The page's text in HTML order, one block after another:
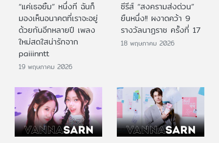
“แค่เธอยิ้ม” หนึ่งที ฉันก็
มองเห็นอนาคตที่เราจะอยู่
ด้วยกันอีกหลายปี เพลง
ใหม่สดใสน่ารักจาก
paiiinntt
19 พฤษภาคม 2026
ซีรีส์ “สงครามส่งด่วน”
ยืนหนึ่ง!! ผงาดคว้า 9
รางวัลนาฏราช ครั้งที่ 17
18 พฤษภาคม 2026